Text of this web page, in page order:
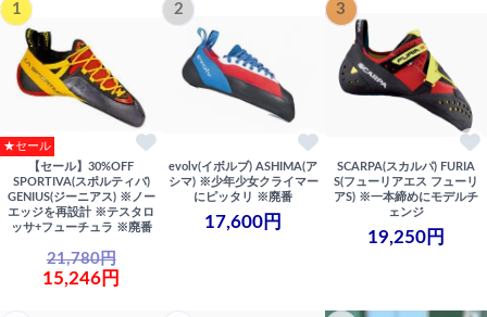
1
★セール
【セール】30%OFF
SPORTIVA(スポルティバ)
GENIUS(ジーニアス) ※ノー
エッジを再設計 ※テスタロ
ッサ+フューチュラ ※廃番
21,780円
15,246円
2
evolv(イボルブ) ASHIMA(ア
シマ) ※少年少女クライマー
にピッタリ ※廃番
17,600円
3
SCARPA(スカルパ) FURIA
S(フューリアエス フューリ
アS) ※一本締めにモデルチ
ェンジ
19,250円